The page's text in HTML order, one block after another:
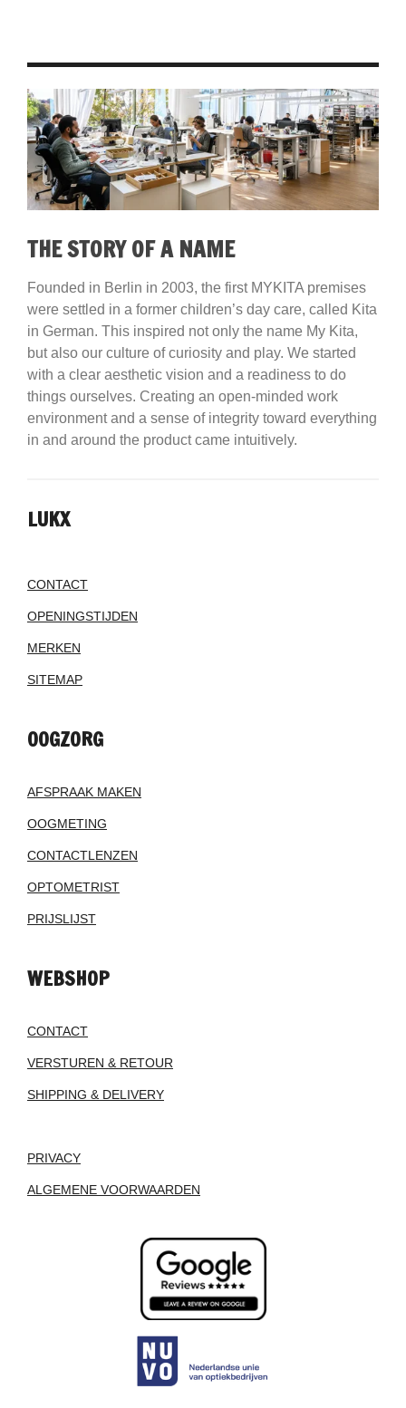
THE STORY OF A NAME
Founded in Berlin in 2003, the first MYKITA premises
were settled in a former children’s day care, called Kita
in German. This inspired not only the name My Kita,
but also our culture of curiosity and play. We started
with a clear aesthetic vision and a readiness to do
things ourselves. Creating an open-minded work
environment and a sense of integrity toward everything
in and around the product came intuitively.
LUKX
CONTACT
OPENINGSTIJDEN
MERKEN
SITEMAP
OOGZORG
AFSPRAAK MAKEN
OOGMETING
CONTACTLENZEN
OPTOMETRIST
PRIJSLIJST
WEBSHOP
CONTACT
VERSTUREN & RETOUR
SHIPPING & DELIVERY
PRIVACY
ALGEMENE VOORWAARDEN